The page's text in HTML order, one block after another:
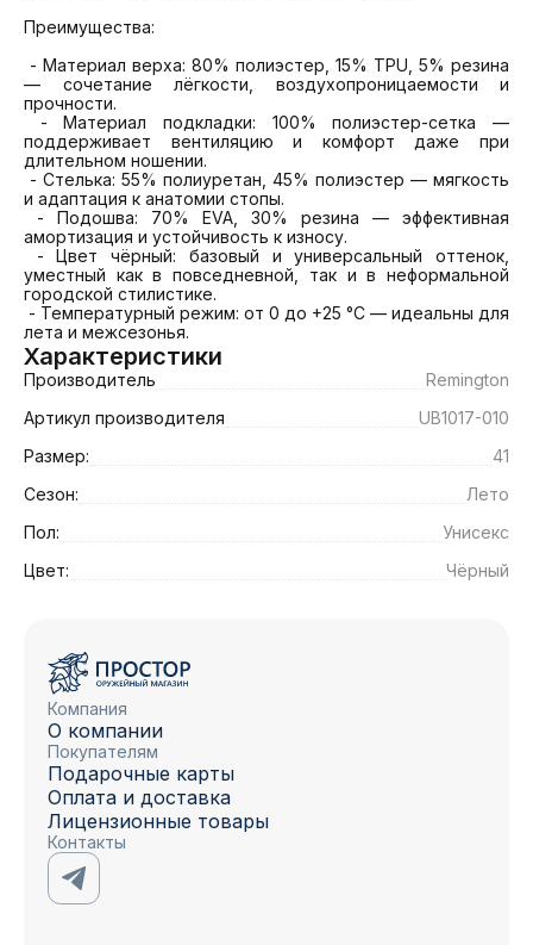
Преимущества:
— сочетание лёгкости, воздухопроницаемости и
прочности.
поддерживает вентиляцию и комфорт даже при
длительном ношении.
и адаптация к анатомии стопы.
амортизация и устойчивость к износу.
уместный как в повседневной, так и в неформальной
городской стилистике.
лета и межсезонья.
Характеристики
Производитель
Remington
Артикул производителя
UB1017-010
Размер:
41
Сезон:
Лето
Пол:
Унисекс
Цвет:
Чёрный
Компания
О компании
Покупателям
Подарочные карты
Оплата и доставка
Лицензионные товары
Контакты